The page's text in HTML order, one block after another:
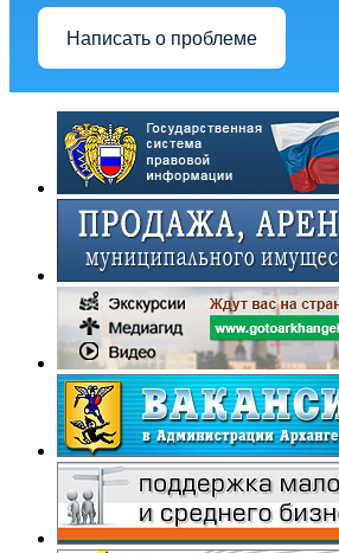
Написать о проблеме